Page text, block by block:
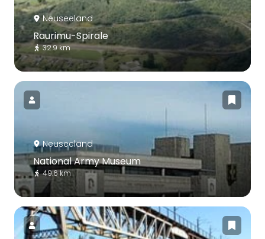
Neuseeland
Raurimu-Spirale
32.9 km
Neuseeland
National Army Museum
49.6 km